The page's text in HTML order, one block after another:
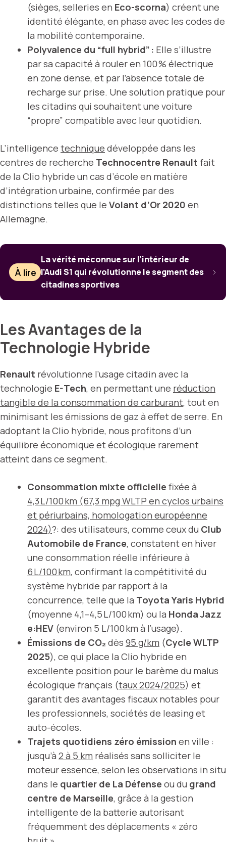
(sièges, selleries en Eco-scorna) créent une
identité élégante, en phase avec les codes de
la mobilité contemporaine.
Polyvalence du “full hybrid” : Elle s’illustre
par sa capacité à rouler en 100 % électrique
en zone dense, et par l’absence totale de
recharge sur prise. Une solution pratique pour
les citadins qui souhaitent une voiture
“propre” compatible avec leur quotidien.
L’intelligence technique développée dans les
centres de recherche Technocentre Renault fait
de la Clio hybride un cas d’école en matière
d’intégration urbaine, confirmée par des
distinctions telles que le Volant d’Or 2020 en
Allemagne.
À lire
La vérité méconnue sur l’intérieur de
l’Audi S1 qui révolutionne le segment des
citadines sportives
Les Avantages de la
Technologie Hybride
Renault révolutionne l’usage citadin avec la
technologie E-Tech, en permettant une réduction
tangible de la consommation de carburant, tout en
minimisant les émissions de gaz à effet de serre. En
adoptant la Clio hybride, nous profitons d’un
équilibre économique et écologique rarement
atteint dans ce segment.
Consommation mixte officielle fixée à
4,3 L/100 km (67,3 mpg WLTP en cyclos urbains
et périurbains, homologation européenne
2024)?: des utilisateurs, comme ceux du Club
Automobile de France, constatent en hiver
une consommation réelle inférieure à
6 L/100 km, confirmant la compétitivité du
système hybride par rapport à la
concurrence, telle que la Toyota Yaris Hybrid
(moyenne 4,1–4,5 L/100 km) ou la Honda Jazz
e:HEV (environ 5 L/100 km à l’usage).
Émissions de CO₂ dès 95 g/km (Cycle WLTP
2025), ce qui place la Clio hybride en
excellente position pour le barème du malus
écologique français (taux 2024/2025) et
garantit des avantages fiscaux notables pour
les professionnels, sociétés de leasing et
auto-écoles.
Trajets quotidiens zéro émission en ville :
jusqu’à 2 à 5 km réalisés sans solliciter le
moteur essence, selon les observations in situ
dans le quartier de La Défense ou du grand
centre de Marseille, grâce à la gestion
intelligente de la batterie autorisant
fréquemment des déplacements « zéro